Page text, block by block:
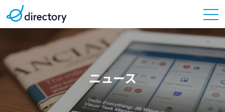
ニュース